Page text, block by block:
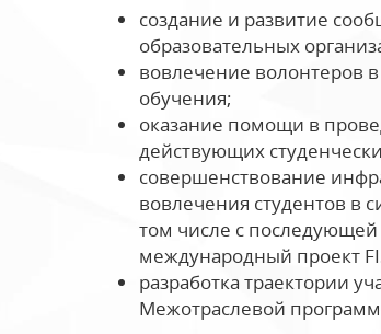
создание и развитие
образовательных
вовлечение волонтеров
обучения;
оказание помощи в
действующих
совершенствование
вовлечения студентов в
том числе с
международный проект
разработка траектории
Межотраслевой